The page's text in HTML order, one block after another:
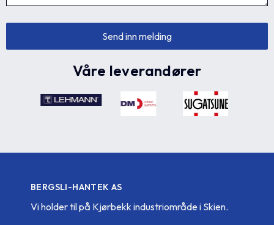
Våre leverandører
BERGSLI-HANTEK AS
Vi holder til på Kjørbekk industriområde i Skien.